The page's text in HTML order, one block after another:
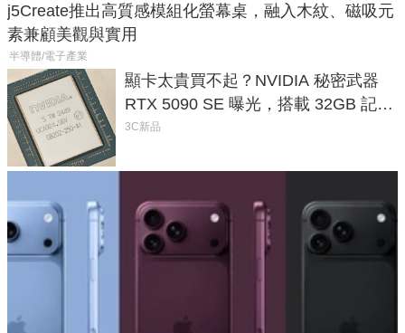
j5Create推出高質感模組化螢幕桌，融入木紋、磁吸元
素兼顧美觀與實用
半導體/電子產業
顯卡太貴買不起？NVIDIA 秘密武器
RTX 5090 SE 曝光，搭載 32GB 記憶
體
3C新品